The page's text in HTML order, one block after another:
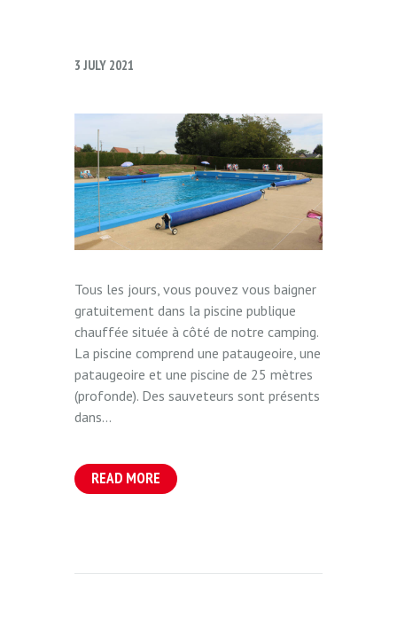
3 JULY 2021
Tous les jours, vous pouvez vous baigner
gratuitement dans la piscine publique
chauffée située à côté de notre camping.
La piscine comprend une pataugeoire, une
pataugeoire et une piscine de 25 mètres
(profonde). Des sauveteurs sont présents
dans...
READ MORE